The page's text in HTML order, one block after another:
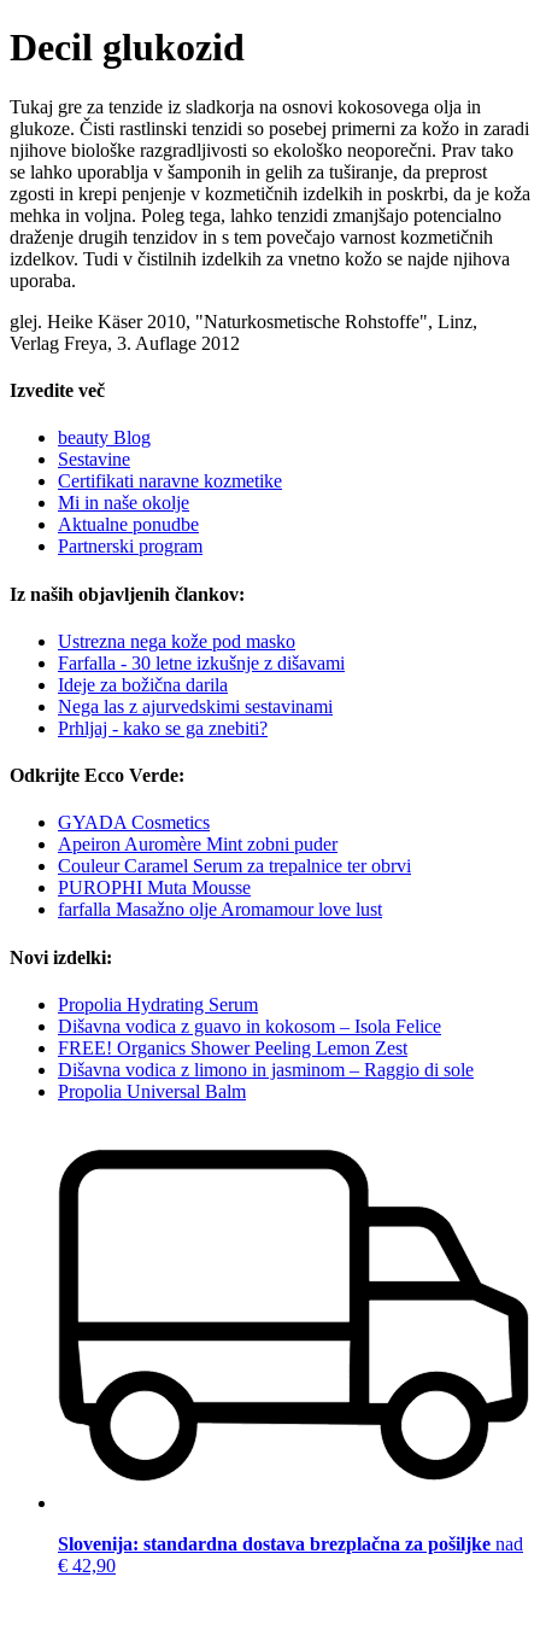
Decil glukozid
Tukaj gre za tenzide iz sladkorja na osnovi kokosovega olja in
glukoze. Čisti rastlinski tenzidi so posebej primerni za kožo in zaradi
njihove biološke razgradljivosti so ekološko neoporečni. Prav tako
se lahko uporablja v šamponih in gelih za tuširanje, da preprost
zgosti in krepi penjenje v kozmetičnih izdelkih in poskrbi, da je koža
mehka in voljna. Poleg tega, lahko tenzidi zmanjšajo potencialno
draženje drugih tenzidov in ​​s tem povečajo varnost kozmetičnih
izdelkov. Tudi v čistilnih izdelkih za vnetno kožo se najde njihova
uporaba.
glej. Heike Käser 2010, "Naturkosmetische Rohstoffe", Linz,
Verlag Freya, 3. Auflage 2012
Izvedite več
beauty Blog
Sestavine
Certifikati naravne kozmetike
Mi in naše okolje
Aktualne ponudbe
Partnerski program
Iz naših objavljenih člankov:
Ustrezna nega kože pod masko
Farfalla - 30 letne izkušnje z dišavami
Ideje za božična darila
Nega las z ajurvedskimi sestavinami
Prhljaj - kako se ga znebiti?
Odkrijte Ecco Verde:
GYADA Cosmetics
Apeiron Auromère Mint zobni puder
Couleur Caramel Serum za trepalnice ter obrvi
PUROPHI Muta Mousse
farfalla Masažno olje Aromamour love lust
Novi izdelki:
Propolia Hydrating Serum
Dišavna vodica z guavo in kokosom – Isola Felice
FREE! Organics Shower Peeling Lemon Zest
Dišavna vodica z limono in jasminom – Raggio di sole
Propolia Universal Balm
Slovenija: standardna dostava brezplačna za pošiljke nad
€ 42,90